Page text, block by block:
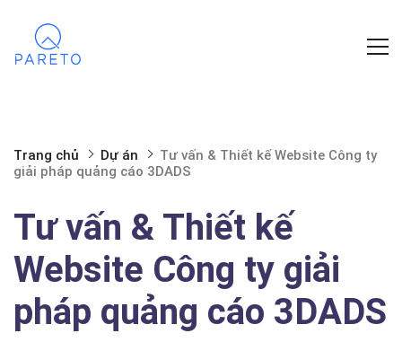
Trang chủ Dự án
Tư vấn & Thiết kế Website Công ty
giải pháp quảng cáo 3DADS
Tư vấn & Thiết kế
Website Công ty giải
pháp quảng cáo 3DADS